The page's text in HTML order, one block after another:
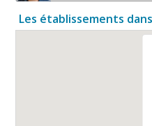
Les établissements